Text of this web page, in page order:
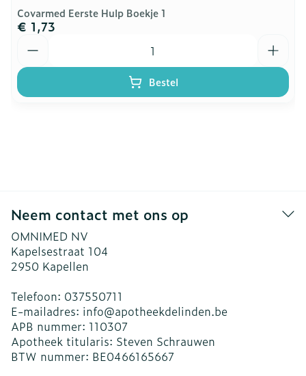
Covarmed Eerste Hulp Boekje 1
€ 1,73
Bestel
Neem contact met ons op
OMNIMED NV
Kapelsestraat 104
2950 Kapellen
Telefoon: 037550711
E-mailadres: info@apotheekdelinden.be
APB nummer: 110307
Apotheek titularis: Steven Schrauwen
BTW nummer: BE0466165667